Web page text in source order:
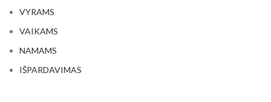
VYRAMS
VAIKAMS
NAMAMS
IŠPARDAVIMAS